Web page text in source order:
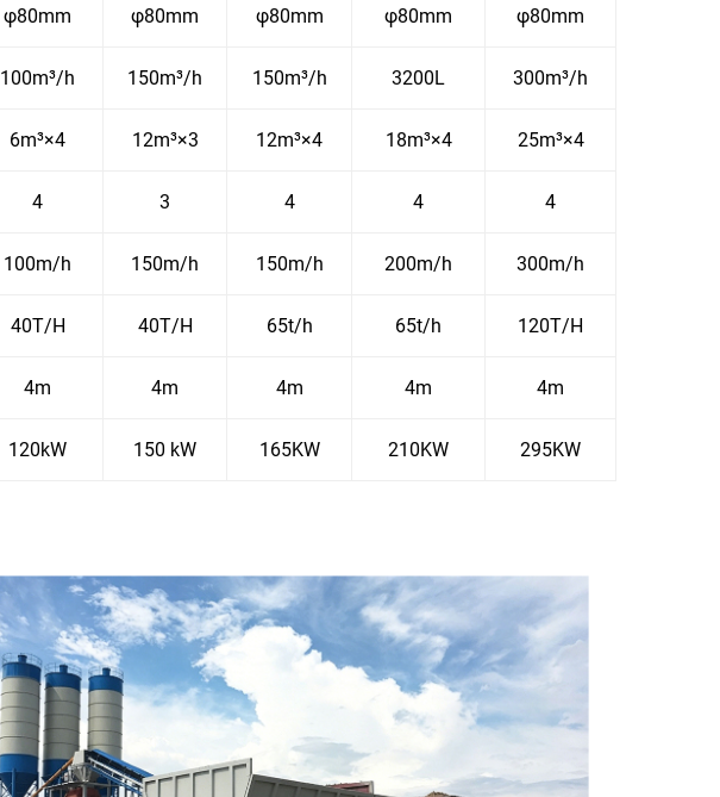
φ80mm φ80mm φ80mm φ80mm φ80mm
100m³/h 150m³/h 150m³/h 3200L 300m³/h
6m³×4 12m³×3 12m³×4 18m³×4 25m³×4
4 3 4 4 4
100m/h 150m/h 150m/h 200m/h 300m/h
40T/H 40T/H 65t/h 65t/h 120T/H
4m 4m 4m 4m 4m
120kW 150 kW 165KW 210KW 295KW